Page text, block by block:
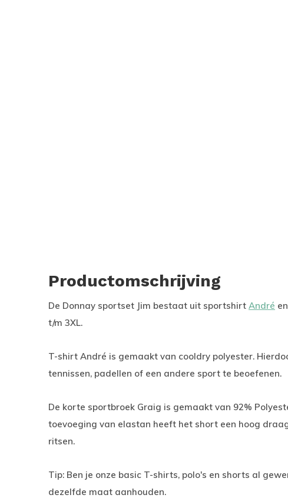
Productomschrijving
De Donnay sportset Jim bestaat uit sportshirt André
t/m 3XL.
T-shirt André is gemaakt van cooldry polyester.
tennissen, padellen of een andere sport te beoefenen.
De korte sportbroek Graig is gemaakt van 92%
toevoeging van elastan heeft het short een hoog
ritsen.
Tip: Ben je onze basic T-shirts, polo's en shorts al
dezelfde maat aanhouden.